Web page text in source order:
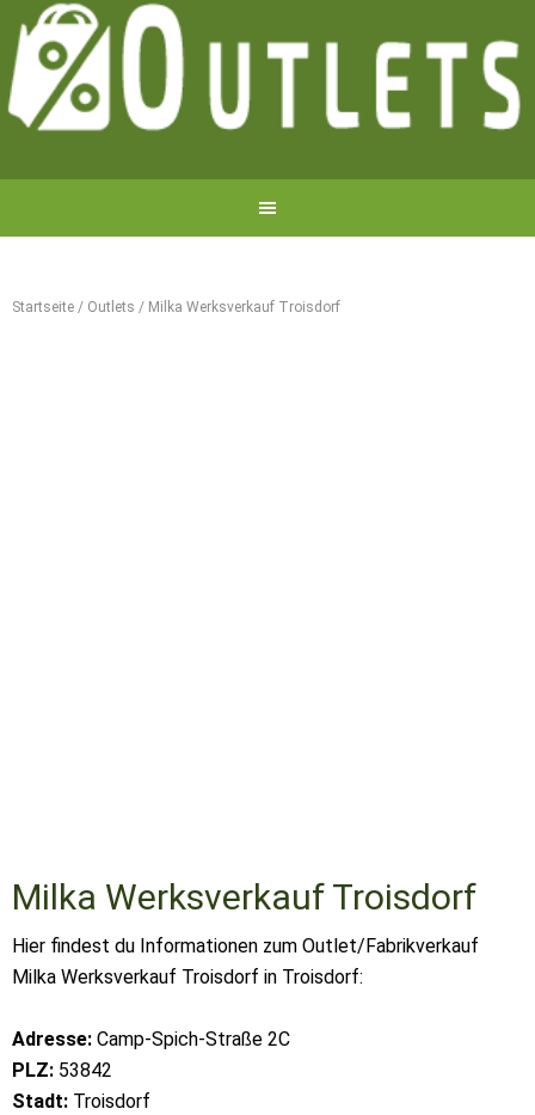
Startseite / Outlets / Milka Werksverkauf Troisdorf
Milka Werksverkauf Troisdorf
Hier findest du Informationen zum Outlet/Fabrikverkauf
Milka Werksverkauf Troisdorf in Troisdorf:
Adresse: Camp-Spich-Straße 2C
PLZ: 53842
Stadt: Troisdorf